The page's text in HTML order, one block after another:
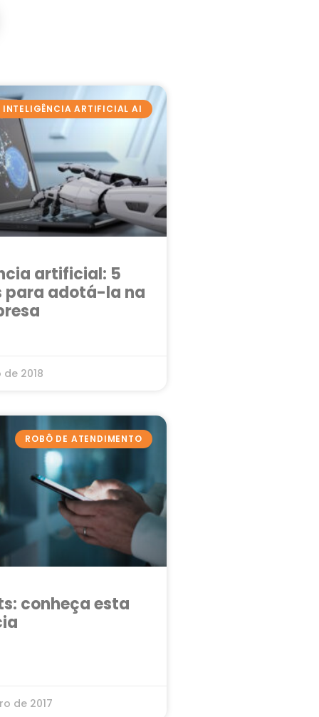
INTELIGÊNCIA ARTIFICIAL AI
artificial: 5
para adotá-la na
2018
ROBÔ DE ATENDIMENTO
conheça esta
de 2017